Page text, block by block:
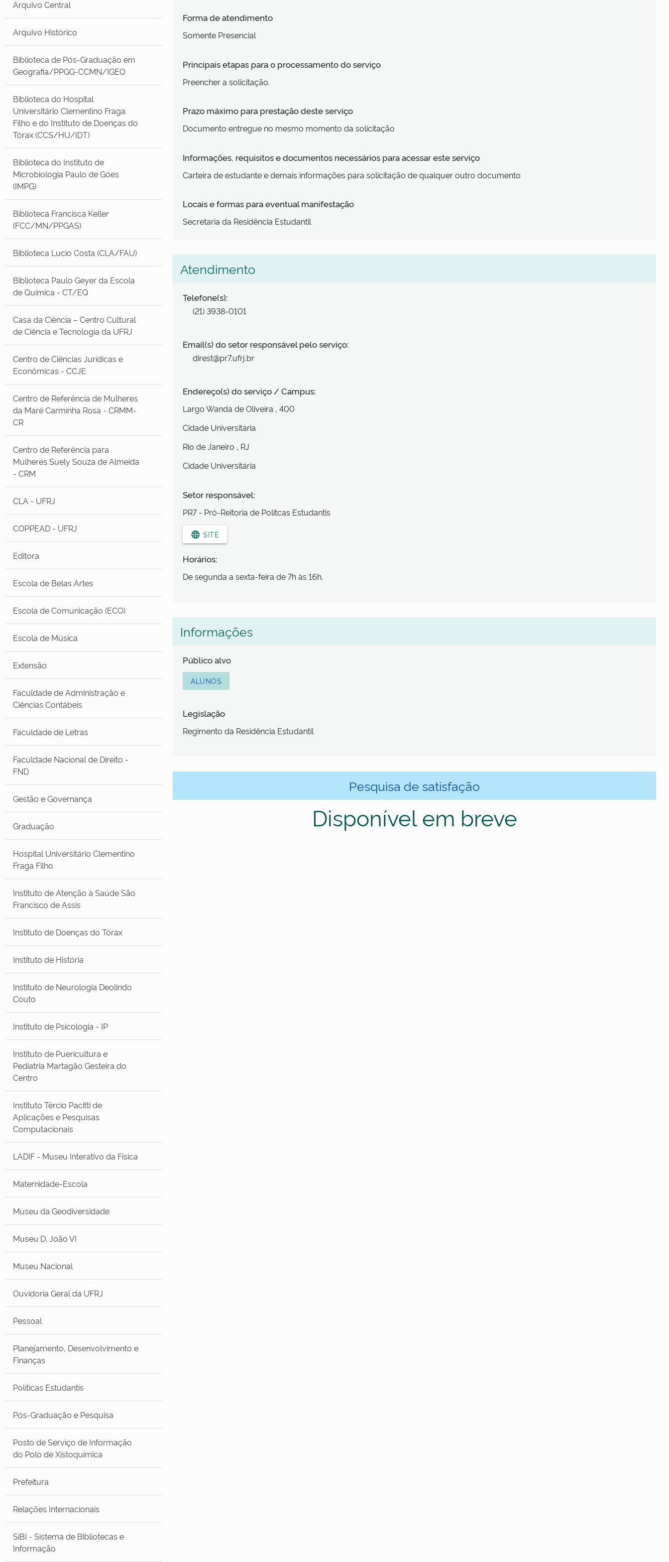
Arquivo Central
Arquivo Histórico
Biblioteca de Pós-Graduação em
Geografia/PPGG-CCMN/IGEO
Biblioteca do Hospital
Universitário Clementino Fraga
Filho e do Instituto de Doenças do
Tórax (CCS/HU/IDT)
Biblioteca do Instituto de
Microbiologia Paulo de Góes
(IMPG)
Biblioteca Francisca Keller
(FCC/MN/PPGAS)
Biblioteca Lucio Costa (CLA/FAU)
Biblioteca Paulo Geyer da Escola
de Química - CT/EQ
Casa da Ciência – Centro Cultural
de Ciência e Tecnologia da UFRJ
Centro de Ciências Jurídicas e
Econômicas - CCJE
Centro de Referência de Mulheres
da Maré Carminha Rosa - CRMM-
CR
Centro de Referência para
Mulheres Suely Souza de Almeida
- CRM
CLA - UFRJ
COPPEAD - UFRJ
Editora
Escola de Belas Artes
Escola de Comunicação (ECO)
Escola de Música
Extensão
Faculdade de Administração e
Ciências Contábeis
Faculdade de Letras
Faculdade Nacional de Direito -
FND
Gestão e Governança
Graduação
Hospital Universitário Clementino
Fraga Filho
Instituto de Atenção à Saúde São
Francisco de Assis
Instituto de Doenças do Tórax
Instituto de História
Instituto de Neurologia Deolindo
Couto
Instituto de Psicologia - IP
Instituto de Puericultura e
Pediatria Martagão Gesteira do
Centro
Instituto Tércio Pacitti de
Aplicações e Pesquisas
Computacionais
LADIF - Museu Interativo da Física
Maternidade-Escola
Museu da Geodiversidade
Museu D. João VI
Museu Nacional
Ouvidoria Geral da UFRJ
Pessoal
Planejamento, Desenvolvimento e
Finanças
Políticas Estudantis
Pós-Graduação e Pesquisa
Posto de Serviço de Informação
do Polo de Xistoquímica
Prefeitura
Relações Internacionais
SiBI - Sistema de Bibliotecas e
Informação
Forma de atendimento
Somente Presencial
Principais etapas para o processamento do serviço
Preencher a solicitação.
Prazo máximo para prestação deste serviço
Documento entregue no mesmo momento da solicitação
Informações, requisitos e documentos necessários para acessar este serviço
Carteira de estudante e demais informações para solicitação de qualquer outro documento
Locais e formas para eventual manifestação
Secretaria da Residência Estudantil
Atendimento
Telefone(s):
(21) 3938-0101
Email(s) do setor responsável pelo serviço:
direst@pr7.ufrj.br
Endereço(s) do serviço / Campus:
Largo Wanda de Oliveira , 400
Cidade Universitária
Rio de Janeiro , RJ
Cidade Universitária
Setor responsável:
PR7 - Pró-Reitoria de Polítcas Estudantis
language SITE
Horários:
De segunda a sexta-feira de 7h às 16h.
Informações
Público alvo
ALUNOS
Legislação
Regimento da Residência Estudantil
Pesquisa de satisfação
Disponível em breve